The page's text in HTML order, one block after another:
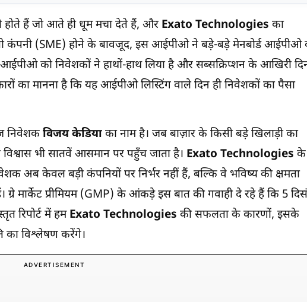
हैं जो आते ही धूम मचा देते हैं, और Exato Technologies का
कंपनी (SME) होने के बावजूद, इस आईपीओ ने बड़े-बड़े मेनबोर्ड आईपीओ
को निवेशकों ने हाथों-हाथ लिया है और सब्सक्रिप्शन के आखिरी
का मानना है कि यह आईपीओ लिस्टिंग वाले दिन ही निवेशकों का पैसा
निवेशक विजय केडिया का नाम है। जब बाज़ार के किसी बड़े खिलाड़ी का
भी सातवें आसमान पर पहुँच जाता है। Exato Technologies के
अब केवल बड़ी कंपनियों पर निर्भर नहीं हैं, बल्कि वे भविष्य की क्षमता
ग्रे मार्केट प्रीमियम (GMP) के आंकड़े इस बात की गवाही दे रहे हैं कि 5
रिपोर्ट में हम Exato Technologies की सफलता के कारणों, इसके
का विश्लेषण करेंगे।
ADVERTISEMENT